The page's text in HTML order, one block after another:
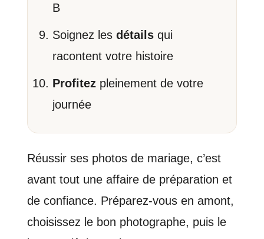
B
Soignez les détailsqui
racontent votre histoire
Profitezpleinement de votre
journée
Réussir ses photos de mariage, c’est
avant tout une affaire de préparation et
de confiance. Préparez-vous en amont,
choisissez le bon photographe, puis le